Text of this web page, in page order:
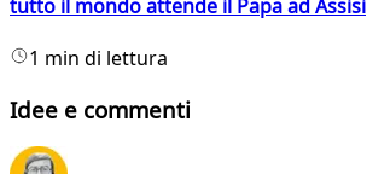
tutto il mondo attende il Papa ad Assisi
1 min di lettura
Idee e commenti